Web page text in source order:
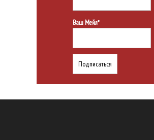
Ваш Мейл*